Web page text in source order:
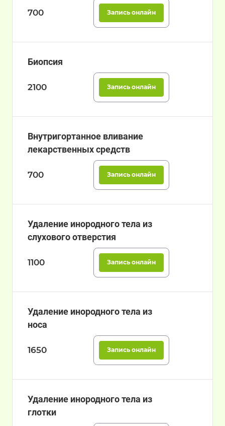
700 Запись онлайн
Биопсия
2100 Запись онлайн
Внутригортанное вливание
лекарственных средств
700 Запись онлайн
Удаление инородного тела из
слухового отверстия
1100 Запись онлайн
Удаление инородного тела из
носа
1650 Запись онлайн
Удаление инородного тела из
глотки